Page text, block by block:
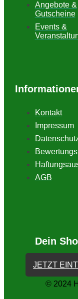
Angebote &
Gutscheine
Events &
Kontakt
Impressum
AGB
Dein
JETZT
© 2024